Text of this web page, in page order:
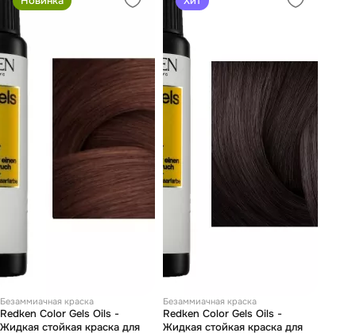
Безаммиачная краска
Redken Color Gels Oils -
Жидкая стойкая краска для
Безаммиачная краска
Redken Color Gels Oils -
Жидкая стойкая краска для